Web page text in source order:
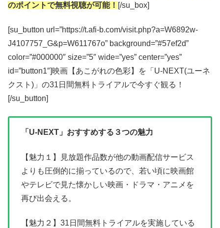
のポイントで無料視聴が可能！ [/su_box]
[su_button url=”https://t.afi-b.com/visit.php?a=W6892w-
J4107757_G&p=W611767o” background=”#57ef2d”
color=”#000000″ size=”5″ wide=”yes” center=”yes”
id=”button1″]映画【あこがれの色彩】を「U-NEXT(ユーネ
クスト)」の31日間無料トライアルで今すぐ観る！
[/su_button]
「U-NEXT」おすすめする３つの魅力
【魅力１】見放題作品数が他の動画配信サービス
よりも圧倒的に揃っているので、若い頃に映画館
やテレビで見た懐かしい映画・ドラマ・アニメを
再び出会える。
【魅力２】31日間無料トライアルを実施している